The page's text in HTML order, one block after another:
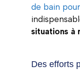
de bain
situations à
Des efforts